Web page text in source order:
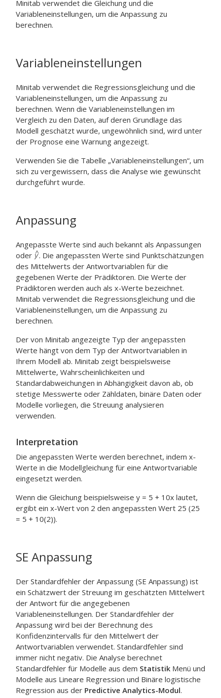
Minitab verwendet die Gleichung und die
Variableneinstellungen, um die Anpassung zu
berechnen.
Variableneinstellungen
Minitab verwendet die Regressionsgleichung und die
Variableneinstellungen, um die Anpassung zu
berechnen. Wenn die Variableneinstellungen im
Vergleich zu den Daten, auf deren Grundlage das
Modell geschätzt wurde, ungewöhnlich sind, wird unter
der Prognose eine Warnung angezeigt.
Verwenden Sie die Tabelle „Variableneinstellungen“, um
sich zu vergewissern, dass die Analyse wie gewünscht
durchgeführt wurde.
Anpassung
Angepasste Werte sind auch bekannt als Anpassungen
oder
. Die angepassten Werte sind Punktschätzungen
des Mittelwerts der Antwortvariablen für die
gegebenen Werte der Prädiktoren. Die Werte der
Prädiktoren werden auch als x-Werte bezeichnet.
Minitab verwendet die Regressionsgleichung und die
Variableneinstellungen, um die Anpassung zu
berechnen.
Der von Minitab angezeigte Typ der angepassten
Werte hängt von dem Typ der Antwortvariablen in
Ihrem Modell ab. Minitab zeigt beispielsweise
Mittelwerte, Wahrscheinlichkeiten und
Standardabweichungen in Abhängigkeit davon ab, ob
stetige Messwerte oder Zähldaten, binäre Daten oder
Modelle vorliegen, die Streuung analysieren
verwenden.
Interpretation
Die angepassten Werte werden berechnet, indem x-
Werte in die Modellgleichung für eine Antwortvariable
eingesetzt werden.
Wenn die Gleichung beispielsweise y = 5 + 10x lautet,
ergibt ein x-Wert von 2 den angepassten Wert 25 (25
= 5 + 10(2)).
SE Anpassung
Der Standardfehler der Anpassung (SE Anpassung) ist
ein Schätzwert der Streuung im geschätzten Mittelwert
der Antwort für die angegebenen
Variableneinstellungen. Der Standardfehler der
Anpassung wird bei der Berechnung des
Konfidenzintervalls für den Mittelwert der
Antwortvariablen verwendet. Standardfehler sind
immer nicht negativ. Die Analyse berechnet
Standardfehler für Modelle aus dem Statistik Menü und
Modelle aus Lineare Regression und Binäre logistische
Regression aus der Predictive Analytics-Modul.